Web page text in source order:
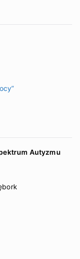
Autyzmu